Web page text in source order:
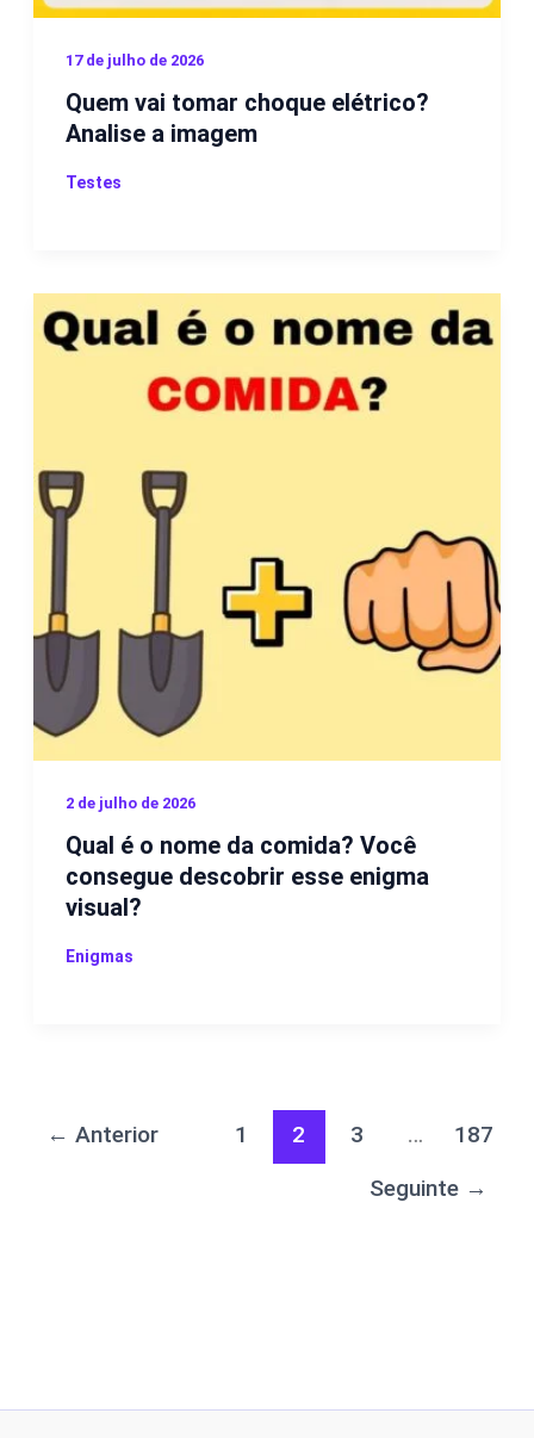
17 de julho de 2026
Quem vai tomar choque elétrico?
Analise a imagem
Testes
2 de julho de 2026
Qual é o nome da comida? Você
consegue descobrir esse enigma
visual?
Enigmas
← Anterior 1 2 3 …
187
Seguinte →